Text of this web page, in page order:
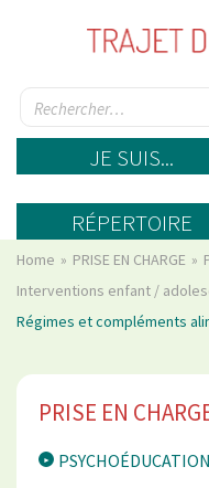
JE SUIS...
RÉPERTOIRE
Home PRISE EN CHARGE
Interventions enfant /
Régimes et compléments
PRISE EN
PSYCHOÉDUCATION